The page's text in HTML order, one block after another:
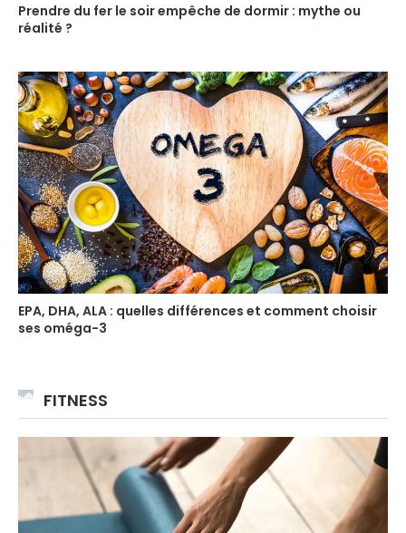
Prendre du fer le soir empêche de dormir : mythe ou
réalité ?
EPA, DHA, ALA : quelles différences et comment choisir
ses oméga-3
FITNESS